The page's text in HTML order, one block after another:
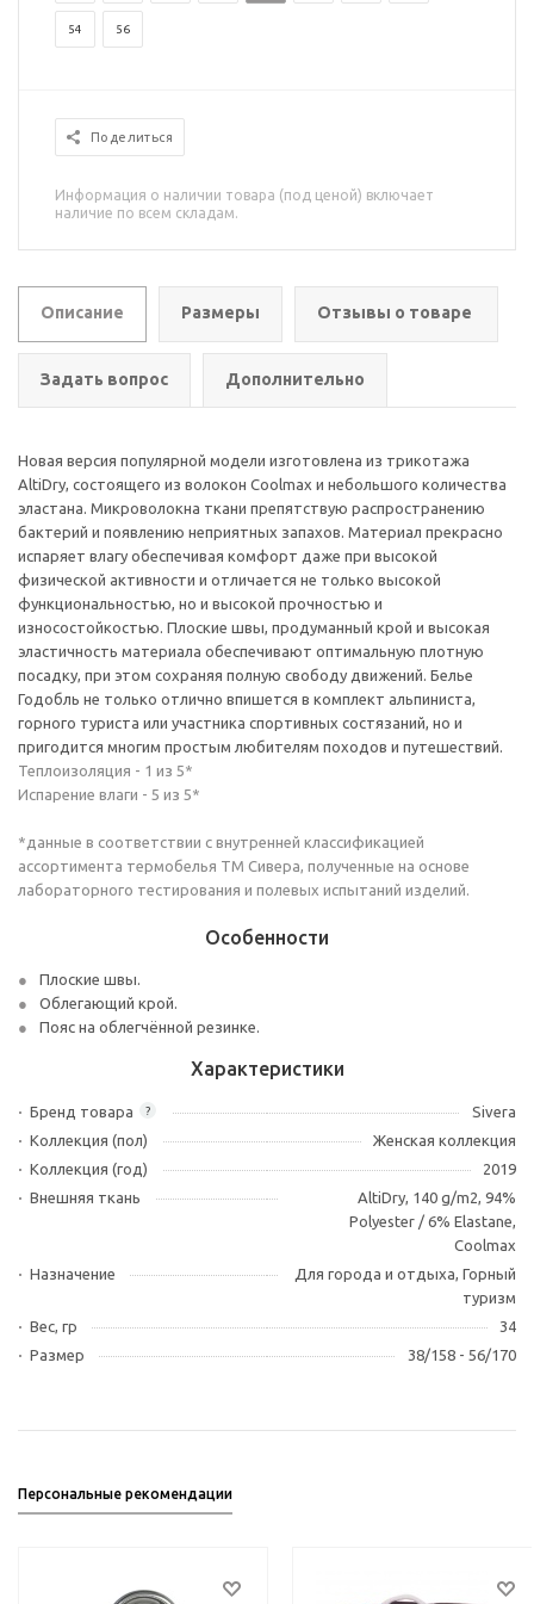
54 56
Поделиться
Информация о наличии товара (под ценой) включает
наличие по всем складам.
Описание Размеры Отзывы о товаре
Задать вопрос Дополнительно
Новая версия популярной модели изготовлена из трикотажа
AltiDry, состоящего из волокон Coolmax и небольшого количества
эластана. Микроволокна ткани препятствую распространению
бактерий и появлению неприятных запахов. Материал прекрасно
испаряет влагу обеспечивая комфорт даже при высокой
физической активности и отличается не только высокой
функциональностью, но и высокой прочностью и
износостойкостью. Плоские швы, продуманный крой и высокая
эластичность материала обеспечивают оптимальную плотную
посадку, при этом сохраняя полную свободу движений. Белье
Годобль не только отлично впишется в комплект альпиниста,
горного туриста или участника спортивных состязаний, но и
пригодится многим простым любителям походов и путешествий.
Теплоизоляция - 1 из 5*
Испарение влаги - 5 из 5*
*данные в соответствии с внутренней классификацией
ассортимента термобелья ТМ Сивера, полученные на основе
лабораторного тестирования и полевых испытаний изделий.
Особенности
Плоские швы.
Облегающий крой.
Пояс на облегчённой резинке.
Характеристики
?
Бренд товара
Sivera
Коллекция (пол)
Женская коллекция
Коллекция (год)
2019
Внешняя ткань
AltiDry, 140 g/m2, 94%
Polyester / 6% Elastane,
Coolmax
Назначение
Для города и отдыха, Горный
туризм
Вес, гр
34
Размер
38/158 - 56/170
Персональные рекомендации